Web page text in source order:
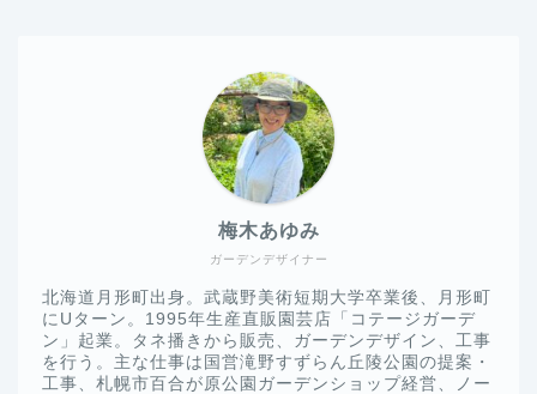
ガーデンデザイナー
梅木あゆみ
北海道月形町出身。武蔵野美術短期大学卒業後、月形町
にUターン。1995年生産直販園芸店「コテージガーデ
ン」起業。タネ播きから販売、ガーデンデザイン、工事
を行う。主な仕事は国営滝野すずらん丘陵公園の提案・
工事、札幌市百合が原公園ガーデンショップ経営、ノー